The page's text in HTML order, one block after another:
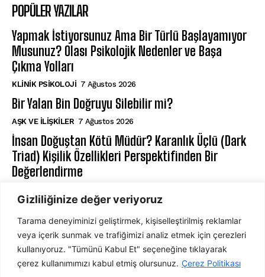
Gizliliğinize değer veriyoruz
Tarama deneyiminizi geliştirmek, kişiselleştirilmiş reklamlar
veya içerik sunmak ve trafiğimizi analiz etmek için çerezleri
kullanıyoruz. "Tümünü Kabul Et" seçeneğine tıklayarak
çerez kullanımımızı kabul etmiş olursunuz. Çerez Politikası
POPÜLER YAZILAR
Yapmak İstiyorsunuz Ama Bir Türlü Başlayamıyor
Musunuz? Olası Psikolojik Nedenler ve Başa
Çıkma Yolları
KLINIK PSIKOLOJI 7 Ağustos 2026
Bir Yalan Bin Doğruyu Silebilir mi?
AŞK VE İLIŞKILER 7 Ağustos 2026
İnsan Doğuştan Kötü Müdür? Karanlık Üçlü (Dark
Triad) Kişilik Özellikleri Perspektifinden Bir
Değerlendirme
ABONE OL